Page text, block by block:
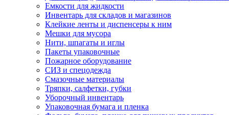
Емкости для жидкости
Инвентарь для складов и магазинов
Клейкие ленты и диспенсеры к ним
Мешки для мусора
Нити, шпагаты и иглы
Пакеты упаковочные
Пожарное оборудование
СИЗ и спецодежда
Смазочные материалы
Тряпки, салфетки, губки
Уборочный инвентарь
Упаковочная бумага и пленка